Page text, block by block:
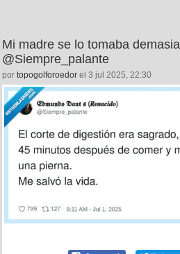
Mi madre se lo tomaba
@Siempre_palante
por topogolforoedor el 3 jul 2025, 22:30